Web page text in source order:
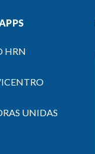
HRN
UNIDAS